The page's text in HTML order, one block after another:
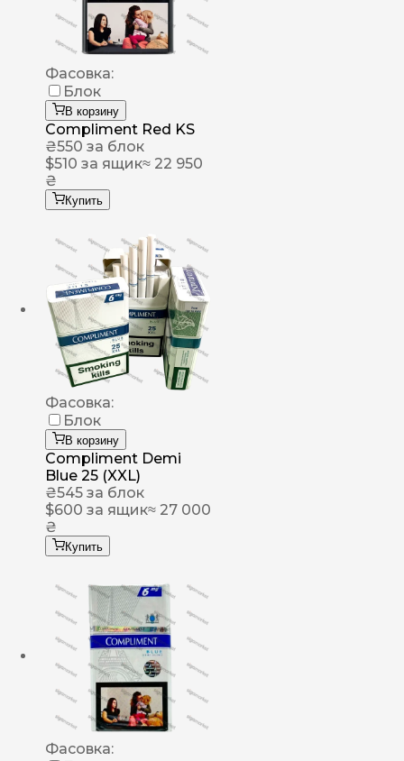
Фасовка:
Блок
В корзину
Compliment Red KS
₴550 за блок
$510 за ящик≈ 22 950
₴
Купить
Фасовка:
Блок
В корзину
Compliment Demi
Blue 25 (XXL)
₴545 за блок
$600 за ящик≈ 27 000
₴
Купить
Фасовка: